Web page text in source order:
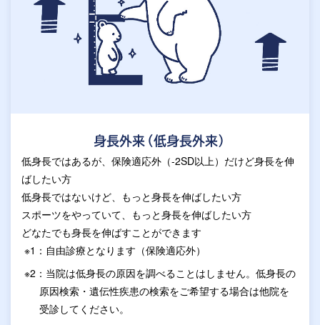
身長外来（低身長外来）
低身長ではあるが、保険適応外（-2SD以上）だけど身長を伸
ばしたい方
低身長ではないけど、もっと身長を伸ばしたい方
スポーツをやっていて、もっと身長を伸ばしたい方
どなたでも身長を伸ばすことができます
※1：自由診療となります（保険適応外）
※2：当院は低身長の原因を調べることはしません。低身長の
原因検索・遺伝性疾患の検索をご希望する場合は他院を
受診してください。